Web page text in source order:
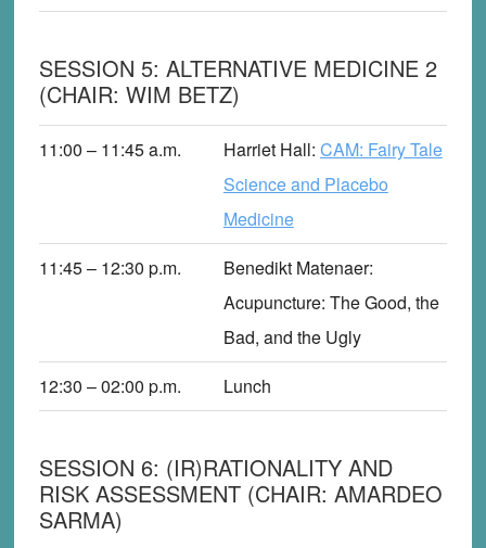
SESSION 5: ALTERNATIVE MEDICINE 2
(CHAIR: WIM BETZ)
11:00 – 11:45a.m. Harriet Hall: CAM: Fairy Tale
Science and Placebo
Medicine
11:45 – 12:30 p.m. Benedikt Matenaer:
Acupuncture: The Good, the
Bad, and the Ugly
12:30 – 02:00 p.m. Lunch
SESSION 6: (IR)RATIONALITY AND
RISK ASSESSMENT (CHAIR: AMARDEO
SARMA)